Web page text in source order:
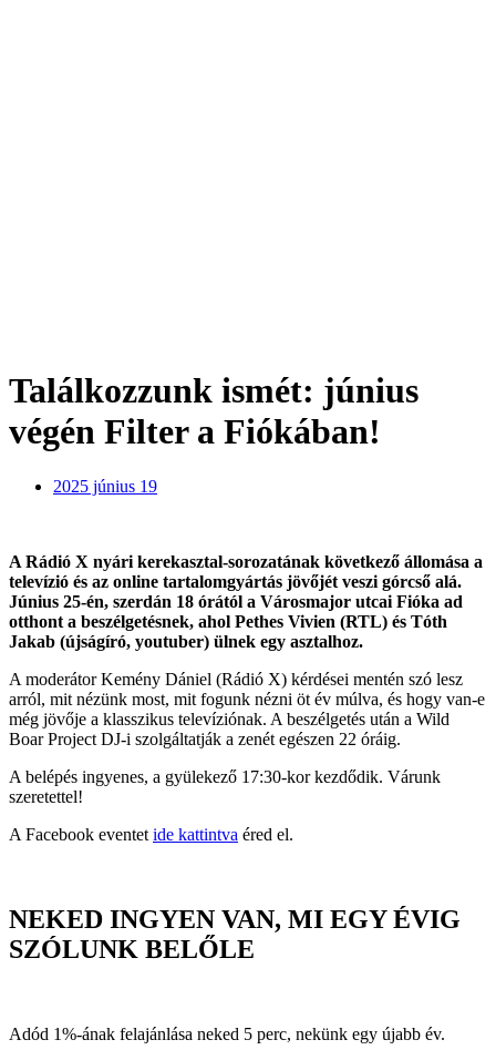
Találkozzunk ismét: június
végén Filter a Fiókában!
2025 június 19
A Rádió X nyári kerekasztal-sorozatának következő állomása a
televízió és az online tartalomgyártás jövőjét veszi górcső alá.
Június 25-én, szerdán 18 órától a Városmajor utcai Fióka ad
otthont a beszélgetésnek, ahol Pethes Vivien (RTL) és Tóth
Jakab (újságíró, youtuber) ülnek egy asztalhoz.
A moderátor Kemény Dániel (Rádió X) kérdései mentén szó lesz
arról, mit nézünk most, mit fogunk nézni öt év múlva, és hogy van-e
még jövője a klasszikus televíziónak. A beszélgetés után a Wild
Boar Project DJ-i szolgáltatják a zenét egészen 22 óráig.
A belépés ingyenes, a gyülekező 17:30-kor kezdődik. Várunk
szeretettel!
A Facebook eventet ide kattintva éred el.
NEKED INGYEN VAN, MI EGY ÉVIG
SZÓLUNK BELŐLE
Adód 1%-ának felajánlása neked 5 perc, nekünk egy újabb év.